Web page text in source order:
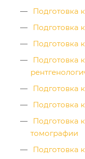
Подготовка
Подготовка
Подготовка
Подготовка
Подготовка
Подготовка
Подготовка
томографии
Подготовка